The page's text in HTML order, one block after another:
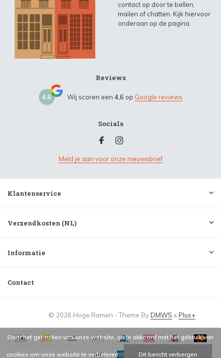
contact op door te bellen,
mailen of chatten. Kijk hiervoor
onderaan op de pagina.
Reviews
4,6 Wij scoren een 4,6 op Google reviews
Socials
Meld je aan voor onze nieuwsbrief
Klantenservice
Verzendkosten (NL)
Informatie
Contact
© 2026 Hoge Ramen - Theme ByDMWS xPlus+
Door het gebruiken van onze website, ga je akkoord met het gebruik van
cookies om onze website te verbeteren. Dit bericht verbergen